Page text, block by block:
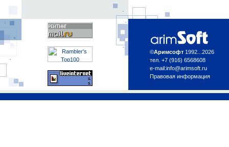
©Аримсофт 1992...2026
тел. +7 (916) 6568608
e-mail:info@arimsoft.ru
Правовая информация